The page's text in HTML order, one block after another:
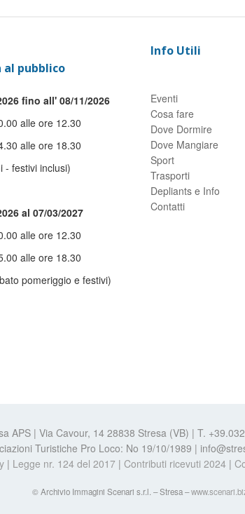
pubblico
fino all' 08/11/2026
alle ore 12.30
alle ore 18.30
- festivi inclusi)
al 07/03/2027
alle ore 12.30
alle ore 18.30
pomeriggio e festivi)
Info Utili
Eventi
Cosa fare
Dove Dormire
Dove Mangiare
Sport
Trasporti
Depliants e Info
Contatti
APS | Via Cavour, 14 28838 Stresa (VB) | T.
Turistiche Pro Loco: No 19/10/1989 |
| Legge nr. 124 del 2017 | Contributi ricevuti 2024 |
© Archivio Immagini Scenari s.r.l. – Stresa –